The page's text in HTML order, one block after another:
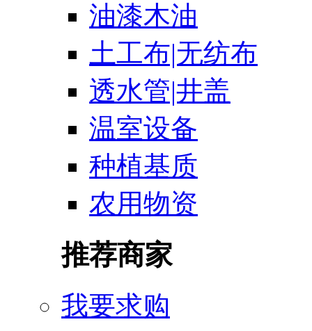
油漆木油
土工布|无纺布
透水管|井盖
温室设备
种植基质
农用物资
推荐商家
我要求购